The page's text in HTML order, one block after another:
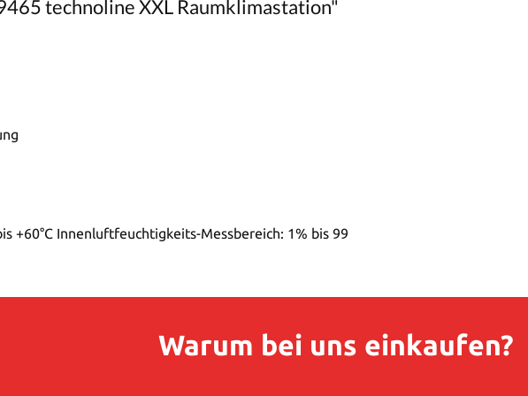
technoline XXL Raumklimastation"
+60°C Innenluftfeuchtigkeits-Messbereich: 1% bis 99
Warum bei uns einkaufen?